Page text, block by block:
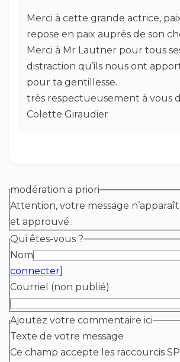
Merci à cette grande actrice,
repose en paix auprès de son
Merci à Mr Lautner pour tous
distraction qu’ils nous ont
pour ta gentillesse.
très respectueusement à vous
Colette Giraudier
modération a priori
Attention, votre message
et approuvé.
Qui êtes-vous ?
Nom
connecter
Courriel (non publié)
Ajoutez votre commentaire ici
Texte de votre message
Ce champ accepte les raccourcis